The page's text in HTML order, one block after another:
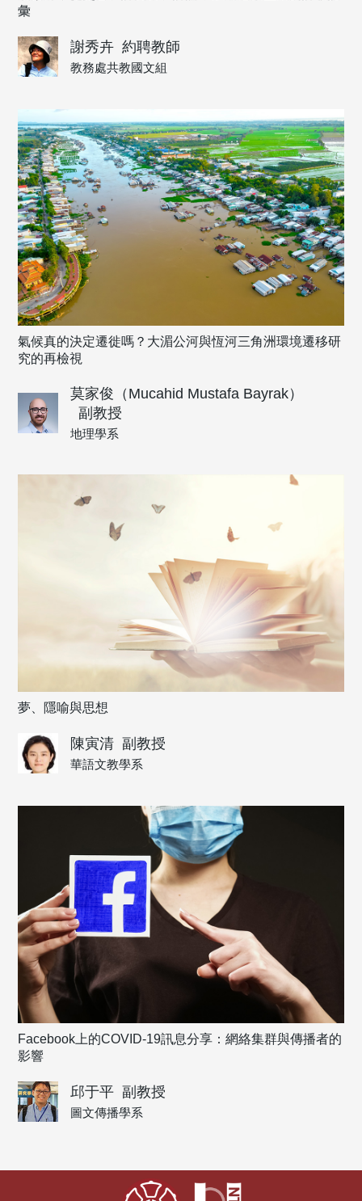
彙
謝秀卉 約聘教師
教務處共教國文組
氣候真的決定遷徙嗎？大湄公河與恆河三角洲環境遷移研
究的再檢視
莫家俊（Mucahid Mustafa Bayrak）
副教授
地理學系
夢、隱喻與思想
陳寅清 副教授
華語文教學系
Facebook上的COVID-19訊息分享：網絡集群與傳播者的
影響
邱于平 副教授
圖文傳播學系